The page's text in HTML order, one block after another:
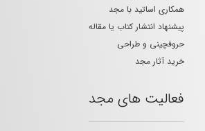
همکاری اساتید با مجد
پیشنهاد انتشار کتاب یا مقاله
حروفچینی و طراحی
خرید آثار مجد
فعالیت های مجد